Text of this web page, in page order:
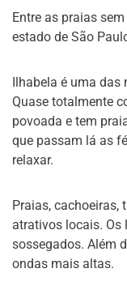
Entre as praias
estado de São
Ilhabela é uma das
Quase totalmente
povoada e tem
que passam lá as
relaxar.
Praias, cachoeiras,
atrativos locais. Os
sossegados. Além
ondas mais altas.